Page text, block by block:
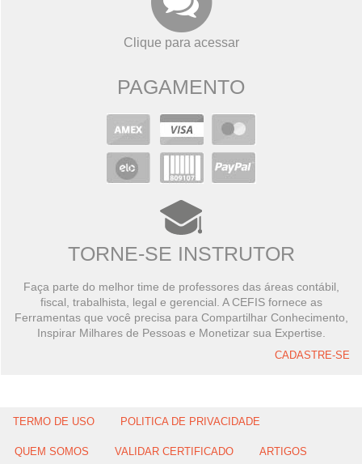
Clique para acessar
PAGAMENTO
TORNE-SE INSTRUTOR
Faça parte do melhor time de professores das áreas contábil,
fiscal, trabalhista, legal e gerencial. A CEFIS fornece as
Ferramentas que você precisa para Compartilhar Conhecimento,
Inspirar Milhares de Pessoas e Monetizar sua Expertise.
CADASTRE-SE
TERMO DE USO POLITICA DE PRIVACIDADE
QUEM SOMOS VALIDAR CERTIFICADO ARTIGOS